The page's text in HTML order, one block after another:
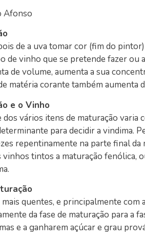
Afonso
de a uva tomar cor (fim do
de vinho que se pretende fazer
de volume, aumenta a sua
matéria corante também aumenta
e o Vinho
vários itens de maturação varia
para decidir a vindima.
repentinamente na parte final
vinhos tintos a maturação fenólica,
quentes, e principalmente com
da fase de maturação para a
e a ganharem açúcar e grau